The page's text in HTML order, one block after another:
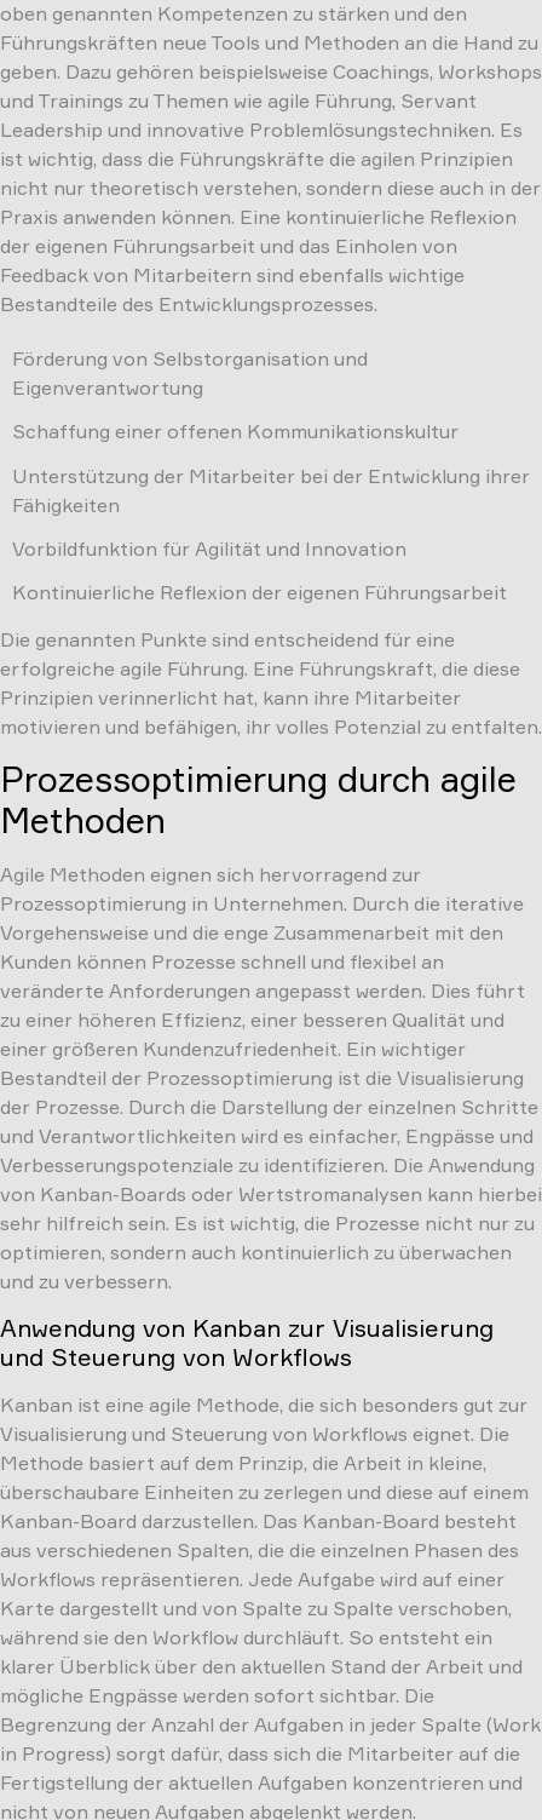
oben genannten Kompetenzen zu stärken und den
Führungskräften neue Tools und Methoden an die Hand zu
geben. Dazu gehören beispielsweise Coachings, Workshops
und Trainings zu Themen wie agile Führung, Servant
Leadership und innovative Problemlösungstechniken. Es
ist wichtig, dass die Führungskräfte die agilen Prinzipien
nicht nur theoretisch verstehen, sondern diese auch in der
Praxis anwenden können. Eine kontinuierliche Reflexion
der eigenen Führungsarbeit und das Einholen von
Feedback von Mitarbeitern sind ebenfalls wichtige
Bestandteile des Entwicklungsprozesses.
Förderung von Selbstorganisation und
Eigenverantwortung
Schaffung einer offenen Kommunikationskultur
Unterstützung der Mitarbeiter bei der Entwicklung ihrer
Fähigkeiten
Vorbildfunktion für Agilität und Innovation
Kontinuierliche Reflexion der eigenen Führungsarbeit
Die genannten Punkte sind entscheidend für eine
erfolgreiche agile Führung. Eine Führungskraft, die diese
Prinzipien verinnerlicht hat, kann ihre Mitarbeiter
motivieren und befähigen, ihr volles Potenzial zu entfalten.
Prozessoptimierung durch agile
Methoden
Agile Methoden eignen sich hervorragend zur
Prozessoptimierung in Unternehmen. Durch die iterative
Vorgehensweise und die enge Zusammenarbeit mit den
Kunden können Prozesse schnell und flexibel an
veränderte Anforderungen angepasst werden. Dies führt
zu einer höheren Effizienz, einer besseren Qualität und
einer größeren Kundenzufriedenheit. Ein wichtiger
Bestandteil der Prozessoptimierung ist die Visualisierung
der Prozesse. Durch die Darstellung der einzelnen Schritte
und Verantwortlichkeiten wird es einfacher, Engpässe und
Verbesserungspotenziale zu identifizieren. Die Anwendung
von Kanban-Boards oder Wertstromanalysen kann hierbei
sehr hilfreich sein. Es ist wichtig, die Prozesse nicht nur zu
optimieren, sondern auch kontinuierlich zu überwachen
und zu verbessern.
Anwendung von Kanban zur Visualisierung
und Steuerung von Workflows
Kanban ist eine agile Methode, die sich besonders gut zur
Visualisierung und Steuerung von Workflows eignet. Die
Methode basiert auf dem Prinzip, die Arbeit in kleine,
überschaubare Einheiten zu zerlegen und diese auf einem
Kanban-Board darzustellen. Das Kanban-Board besteht
aus verschiedenen Spalten, die die einzelnen Phasen des
Workflows repräsentieren. Jede Aufgabe wird auf einer
Karte dargestellt und von Spalte zu Spalte verschoben,
während sie den Workflow durchläuft. So entsteht ein
klarer Überblick über den aktuellen Stand der Arbeit und
mögliche Engpässe werden sofort sichtbar. Die
Begrenzung der Anzahl der Aufgaben in jeder Spalte (Work
in Progress) sorgt dafür, dass sich die Mitarbeiter auf die
Fertigstellung der aktuellen Aufgaben konzentrieren und
nicht von neuen Aufgaben abgelenkt werden.